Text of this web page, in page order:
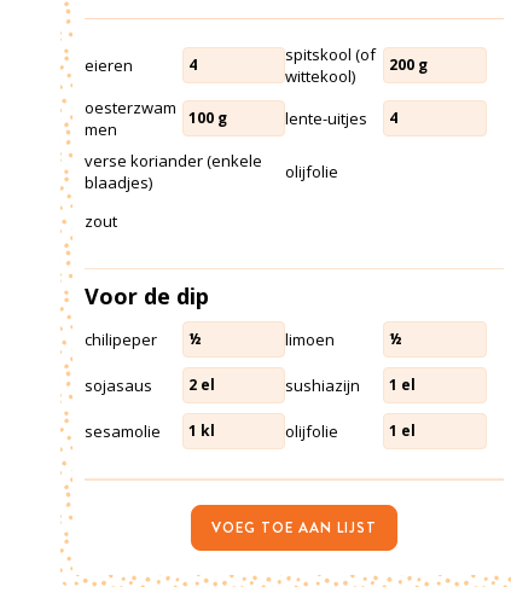
eieren 4
spitskool (of
wittekool)
200 g
oesterzwam
men
100 g lente-uitjes 4
verse koriander (enkele
blaadjes)
olijfolie
zout
Voor de dip
chilipeper ½ limoen ½
sojasaus 2 el sushiazijn 1 el
sesamolie 1 kl olijfolie 1 el
VOEG TOE AAN LIJST